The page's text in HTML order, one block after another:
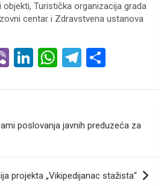
Turistička organizacija grada
centar i Zdravstvena ustanova
Vi
er
Li
ke
dI
n
W
at
s
A
p
p
T
e
a
m
ar
poslovanja javnih preduzeća za
projekta „Vikipedijanac stažista“